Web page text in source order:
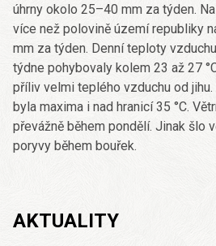
úhrny okolo 25–40 mm za týden.
více než polovině území republiky
mm za týden. Denní teploty
týdne pohybovaly kolem 23 až 27
příliv velmi teplého vzduchu od
byla maxima i nad hranicí 35 °C.
převážně během pondělí. Jinak šlo
poryvy během bouřek.
AKTUALITY